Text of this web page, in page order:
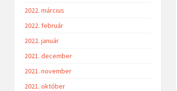
2022. március
2022. február
2022. január
2021. december
2021. november
2021. október